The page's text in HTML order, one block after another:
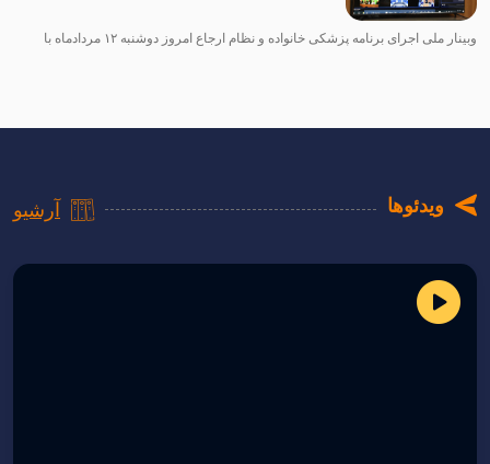
وبینار ملی اجرای برنامه پزشکی خانواده و نظام ارجاع امروز دوشنبه ۱۲ مردادماه با
ویدئوها آرشیو